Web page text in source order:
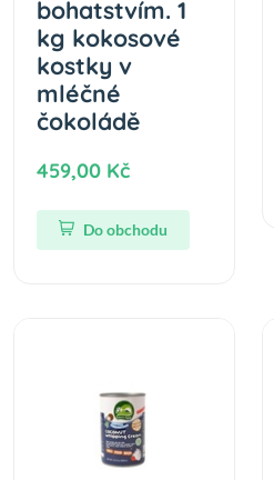
bohatstvím. 1
kg kokosové
kostky v
mléčné
čokoládě
459,00 Kč
Do obchodu